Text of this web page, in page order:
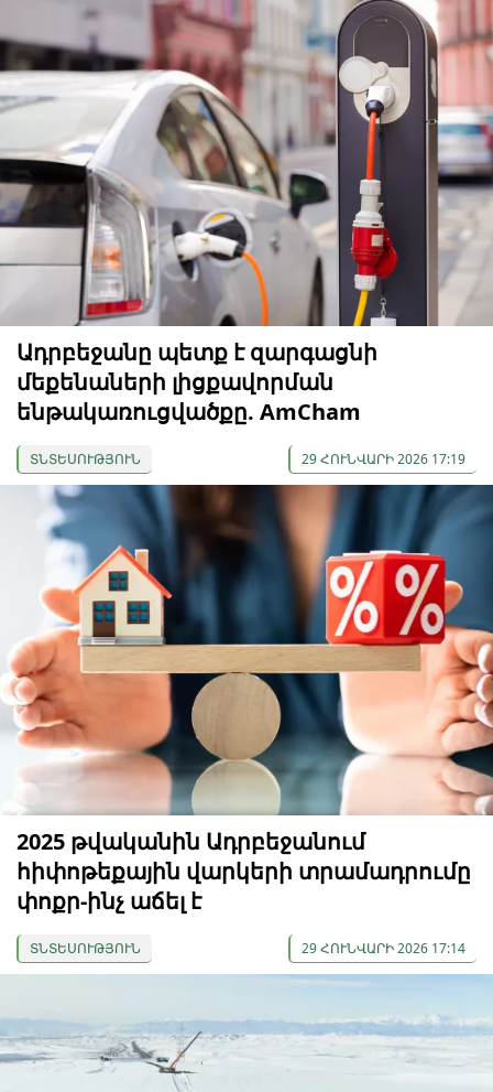
Ադրբեջանը պետք է զարգացնի
մեքենաների լիցքավորման
ենթակառուցվածքը. AmCham
ՏՆՏԵՍՈՒԹՅՈՒՆ 29 ՀՈՒՆՎԱՐԻ 2026 17:19
2025 թվականին Ադրբեջանում
հիփոթեքային վարկերի տրամադրումը
փոքր-ինչ աճել է
ՏՆՏԵՍՈՒԹՅՈՒՆ 29 ՀՈՒՆՎԱՐԻ 2026 17:14